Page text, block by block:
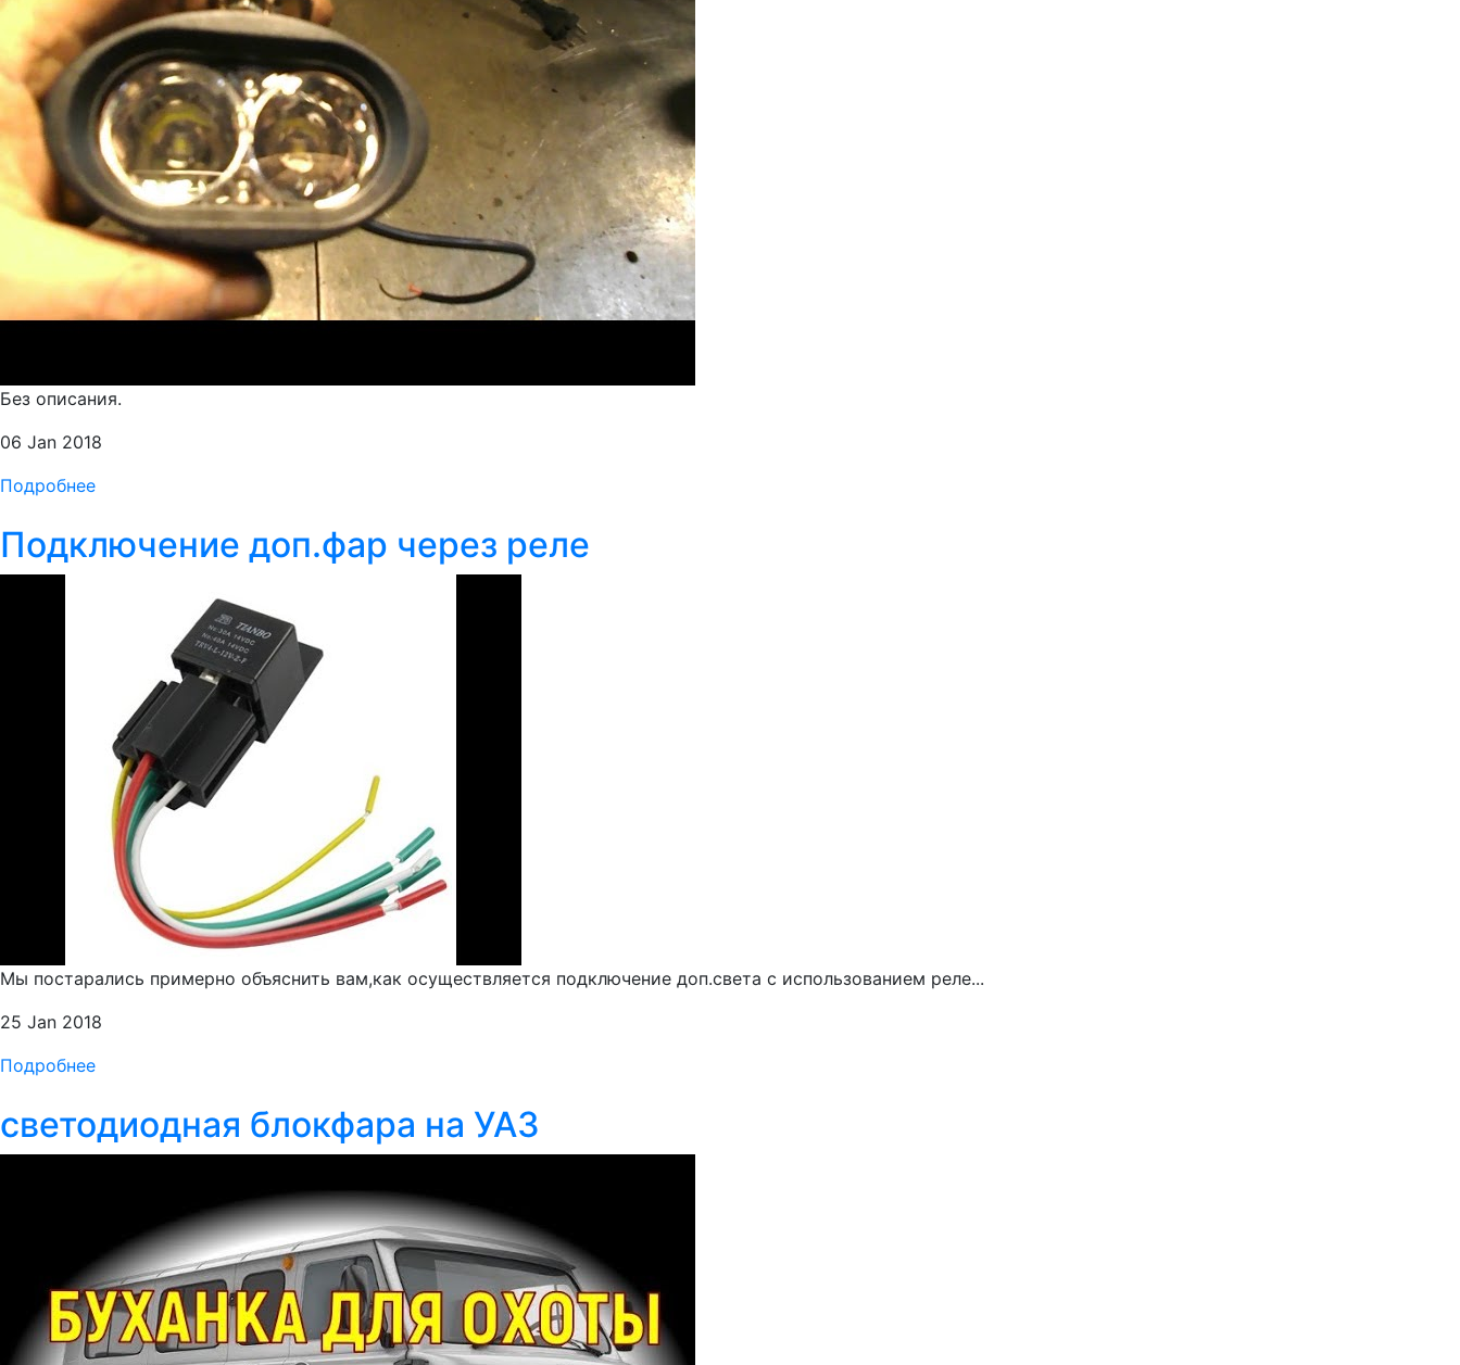
Без описания.
06 Jan 2018
Подробнее
Подключение доп.фар через реле
Мы постарались примерно объяснить вам,как осуществляется подключение доп.света с использованием реле...
25 Jan 2018
Подробнее
светодиодная блокфара на УАЗ